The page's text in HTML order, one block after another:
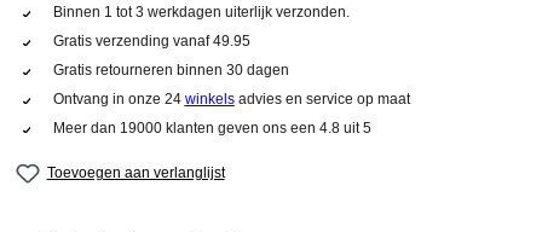
Binnen 1 tot 3 werkdagen uiterlijk verzonden.
Gratis verzending vanaf 49.95
Gratis retourneren binnen 30 dagen
Ontvang in onze 24 winkelsadvies en service op maat
Meer dan 19000 klanten geven ons een 4.8 uit 5
Toevoegen aan verlanglijst